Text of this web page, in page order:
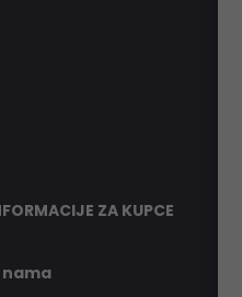
ZA KUPCE
nama